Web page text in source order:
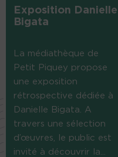
Exposition Danielle
Bigata
La médiathèque de
Petit Piquey propose
une exposition
rétrospective dédiée à
Danielle Bigata. A
travers une sélection
d’œuvres, le public est
invité à découvrir la...